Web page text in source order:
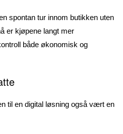
spontan tur innom butikken uten
er kjøpene langt mer
både økonomisk og
til en digital løsning også vært en